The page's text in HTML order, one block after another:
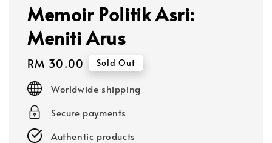
Memoir Politik Asri:
Meniti Arus
Regular
price
RM 30.00 Sold Out
Worldwide shipping
Secure payments
Authentic products